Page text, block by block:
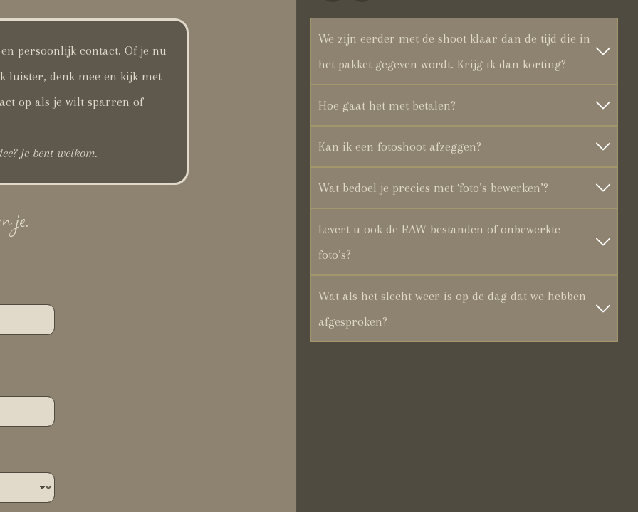
persoonlijk contact. Of je nu
luister, denk mee en kijk met
op als je wilt sparren of
Je bent welkom.
je.
We zijn eerder met de shoot klaar dan de tijd die in
het pakket gegeven wordt. Krijg ik dan korting?
Hoe gaat het met betalen?
Kan ik een fotoshoot afzeggen?
Wat bedoel je precies met ‘foto’s bewerken’?
Levert u ook de RAW bestanden of onbewerkte
foto’s?
Wat als het slecht weer is op de dag dat we hebben
afgesproken?